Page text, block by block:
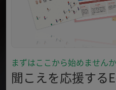
まずはここから始めません
聞こえを応援する